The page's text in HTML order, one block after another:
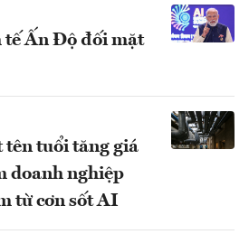
Ấn Độ đối mặt
tuổi tăng giá
doanh nghiệp
từ cơn sốt AI